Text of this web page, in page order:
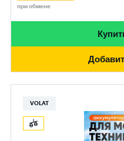
при обмене
VOLAT